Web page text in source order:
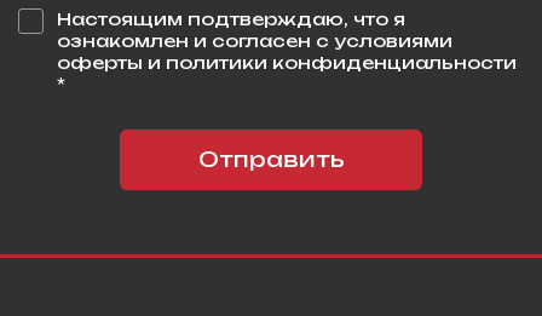
Настоящим подтверждаю, что я
ознакомлен и согласен с условиями
оферты и политики конфиденциальности
*
Отправить